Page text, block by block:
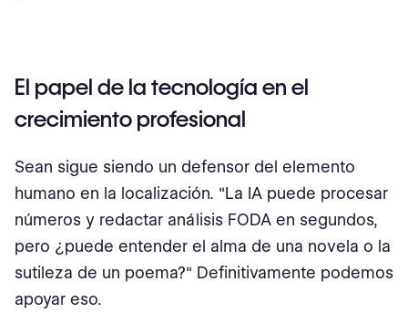
El papel de la tecnología en el
crecimiento profesional
Sean sigue siendo un defensor del elemento
humano en la localización. "La IA puede procesar
números y redactar análisis FODA en segundos,
pero ¿puede entender el alma de una novela o la
sutileza de un poema?" Definitivamente podemos
apoyar eso.